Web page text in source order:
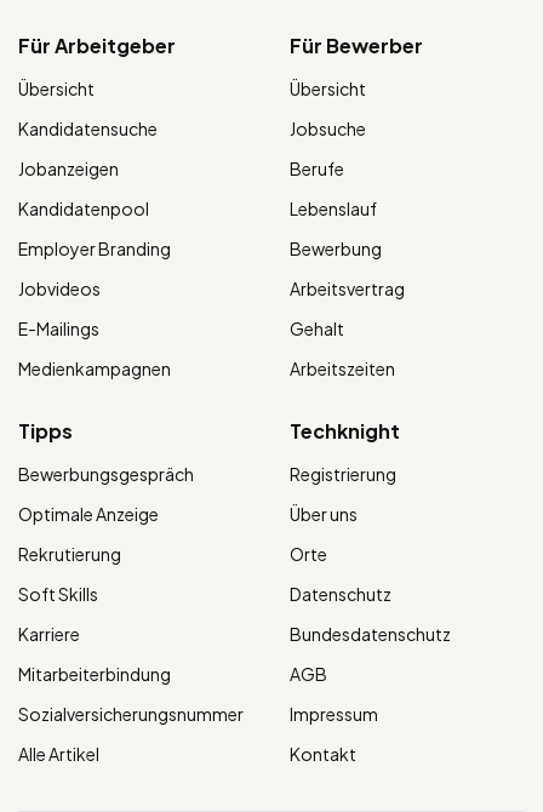
Für Arbeitgeber
Übersicht
Kandidatensuche
Jobanzeigen
Kandidatenpool
Employer Branding
Jobvideos
E-Mailings
Medienkampagnen
Für Bewerber
Übersicht
Jobsuche
Berufe
Lebenslauf
Bewerbung
Arbeitsvertrag
Gehalt
Arbeitszeiten
Tipps
Bewerbungsgespräch
Optimale Anzeige
Rekrutierung
Soft Skills
Karriere
Mitarbeiterbindung
Sozialversicherungsnummer
Alle Artikel
Techknight
Registrierung
Über uns
Orte
Datenschutz
Bundesdatenschutz
AGB
Impressum
Kontakt